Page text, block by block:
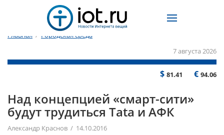
Главная / Городская среда
7 августа 2026
$ 81.41 € 94.06
Над концепцией «смарт-сити»
будут трудиться Tata и АФК
Александр Краснов / 14.10.2016